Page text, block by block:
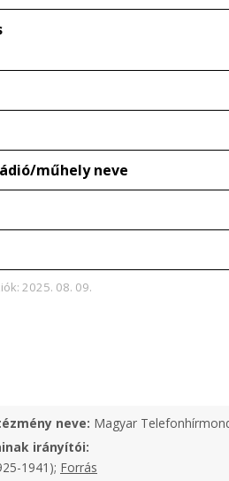
műhely neve
2025. 08. 09.
neve: Magyar
irányítói:
1941); Forrás